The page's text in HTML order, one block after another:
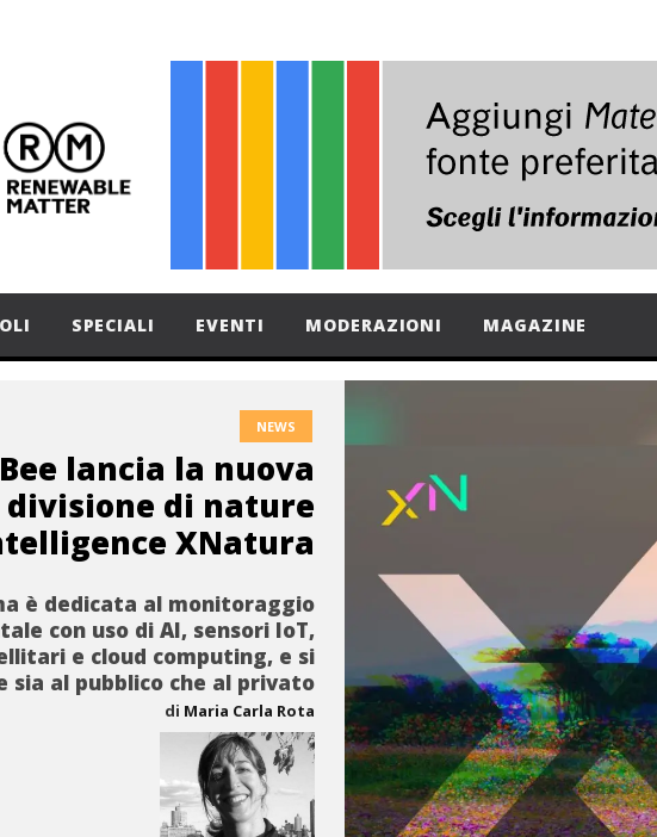
SPECIALI EVENTI MODERAZIONI MAGAZINE
NEWS
lancia la nuova
divisione di nature
XNatura
è dedicata al monitoraggio
con uso di AI, sensori IoT,
e cloud computing, e si
sia al pubblico che al privato
di Maria Carla Rota